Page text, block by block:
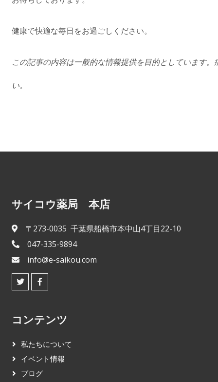
健康で快適な毎日をお過ごしください。
この記事の内容は一般的な情報提供を目的としています
い。
サイコウ薬局 本店
〒273-0035 千葉県船橋市本中山4丁目22-10
047-335-9894
info@e-saikou.com
コンテンツ
私たちについて
イベント情報
ブログ